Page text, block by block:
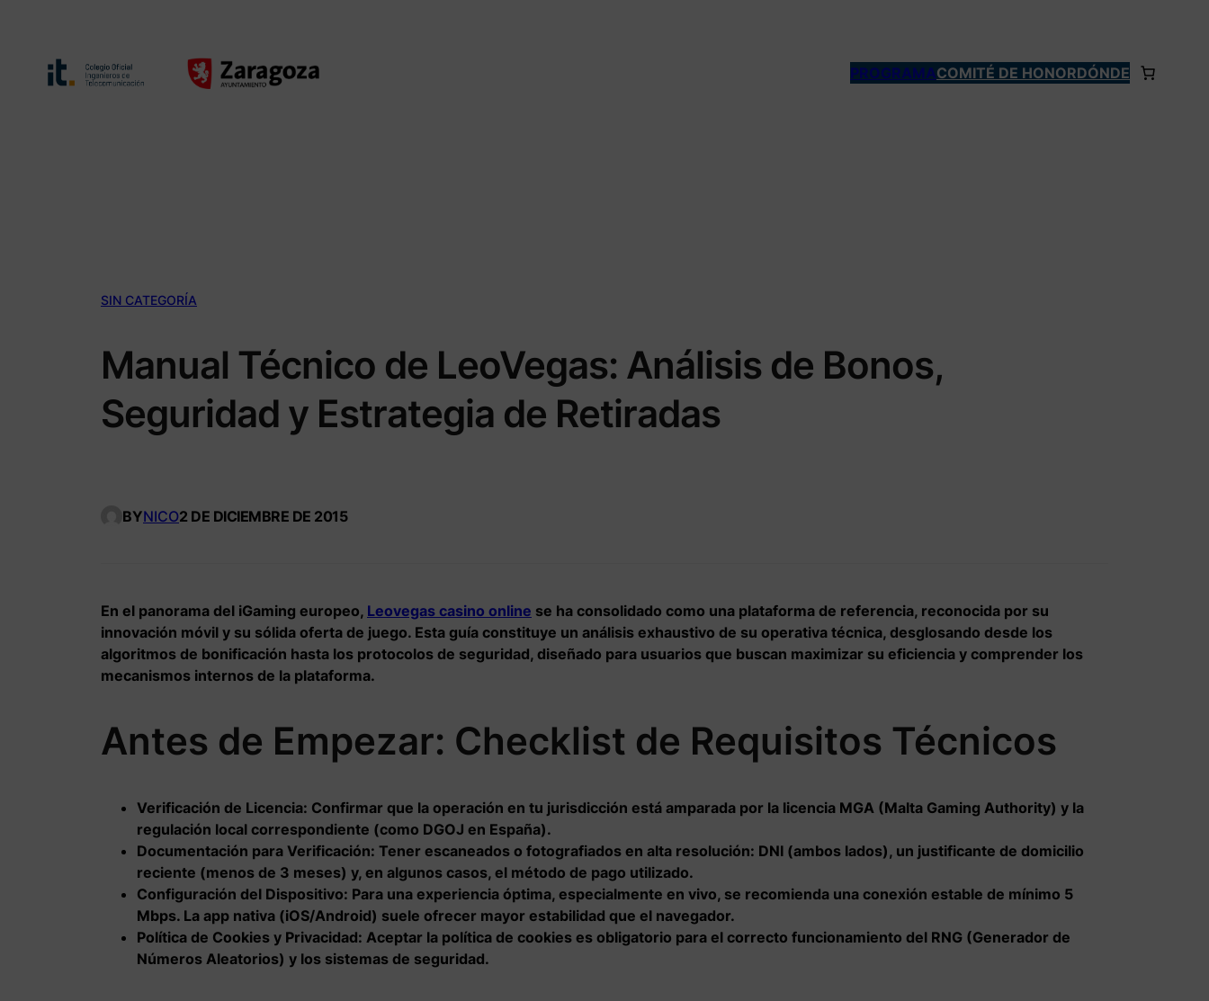
contenido
PROGRAMACOMITÉ DE HONORDÓNDE
SIN CATEGORÍA
Manual Técnico de LeoVegas: Análisis de Bonos,
Seguridad y Estrategia de Retiradas
BYNICO2 DE DICIEMBRE DE 2015
En el panorama del iGaming europeo, Leovegas casino online se ha consolidado como una plataforma de referencia, reconocida por su
innovación móvil y su sólida oferta de juego. Esta guía constituye un análisis exhaustivo de su operativa técnica, desglosando desde los
algoritmos de bonificación hasta los protocolos de seguridad, diseñado para usuarios que buscan maximizar su eficiencia y comprender los
mecanismos internos de la plataforma.
Antes de Empezar: Checklist de Requisitos Técnicos
Verificación de Licencia: Confirmar que la operación en tu jurisdicción está amparada por la licencia MGA (Malta Gaming Authority) y la
regulación local correspondiente (como DGOJ en España).
Documentación para Verificación: Tener escaneados o fotografiados en alta resolución: DNI (ambos lados), un justificante de domicilio
reciente (menos de 3 meses) y, en algunos casos, el método de pago utilizado.
Configuración del Dispositivo: Para una experiencia óptima, especialmente en vivo, se recomienda una conexión estable de mínimo 5
Mbps. La app nativa (iOS/Android) suele ofrecer mayor estabilidad que el navegador.
Política de Cookies y Privacidad: Aceptar la política de cookies es obligatorio para el correcto funcionamiento del RNG (Generador de
Números Aleatorios) y los sistemas de seguridad.